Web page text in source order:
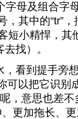
字母及组合字
，其中的“tr”
短小精悍，其
找）。
看到提手旁
可以把它识别
，意思也差
更加拖长、